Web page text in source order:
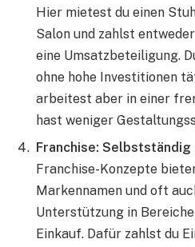
Hier mietest du einen
Salon und zahlst
eine Umsatzbeteiligung.
ohne hohe Investitionen
arbeitest aber in einer
hast weniger
Franchise:
Franchise-Konzepte
Markennamen und oft
Unterstützung in
Einkauf. Dafür zahlst du